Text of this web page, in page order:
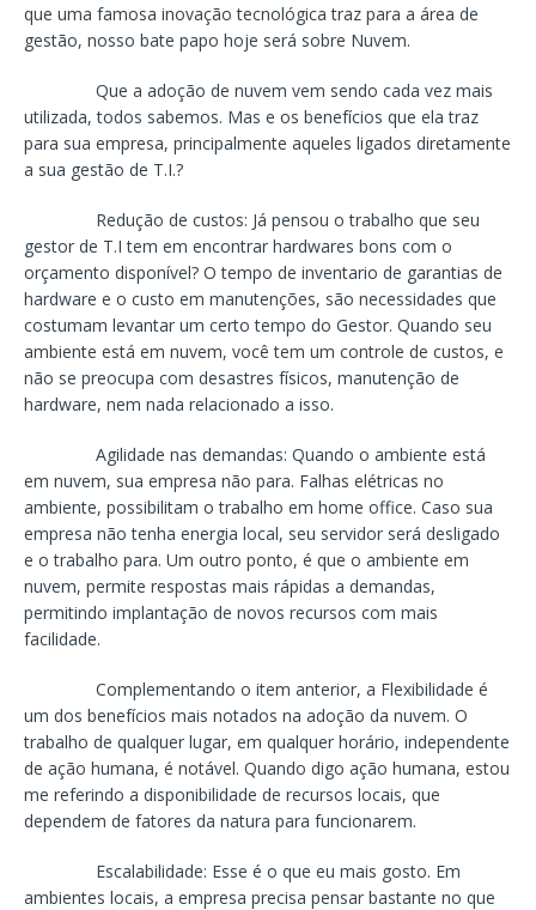
que uma famosa inovação tecnológica traz para a área de
gestão, nosso bate papo hoje será sobre Nuvem.
Que a adoção de nuvem vem sendo cada vez mais
utilizada, todos sabemos. Mas e os benefícios que ela traz
para sua empresa, principalmente aqueles ligados diretamente
a sua gestão de T.I.?
Redução de custos: Já pensou o trabalho que seu
gestor de T.I tem em encontrar hardwares bons com o
orçamento disponível? O tempo de inventario de garantias de
hardware e o custo em manutenções, são necessidades que
costumam levantar um certo tempo do Gestor. Quando seu
ambiente está em nuvem, você tem um controle de custos, e
não se preocupa com desastres físicos, manutenção de
hardware, nem nada relacionado a isso.
Agilidade nas demandas: Quando o ambiente está
em nuvem, sua empresa não para. Falhas elétricas no
ambiente, possibilitam o trabalho em home office. Caso sua
empresa não tenha energia local, seu servidor será desligado
e o trabalho para. Um outro ponto, é que o ambiente em
nuvem, permite respostas mais rápidas a demandas,
permitindo implantação de novos recursos com mais
facilidade.
Complementando o item anterior, a Flexibilidade é
um dos benefícios mais notados na adoção da nuvem. O
trabalho de qualquer lugar, em qualquer horário, independente
de ação humana, é notável. Quando digo ação humana, estou
me referindo a disponibilidade de recursos locais, que
dependem de fatores da natura para funcionarem.
Escalabilidade: Esse é o que eu mais gosto. Em
ambientes locais, a empresa precisa pensar bastante no que